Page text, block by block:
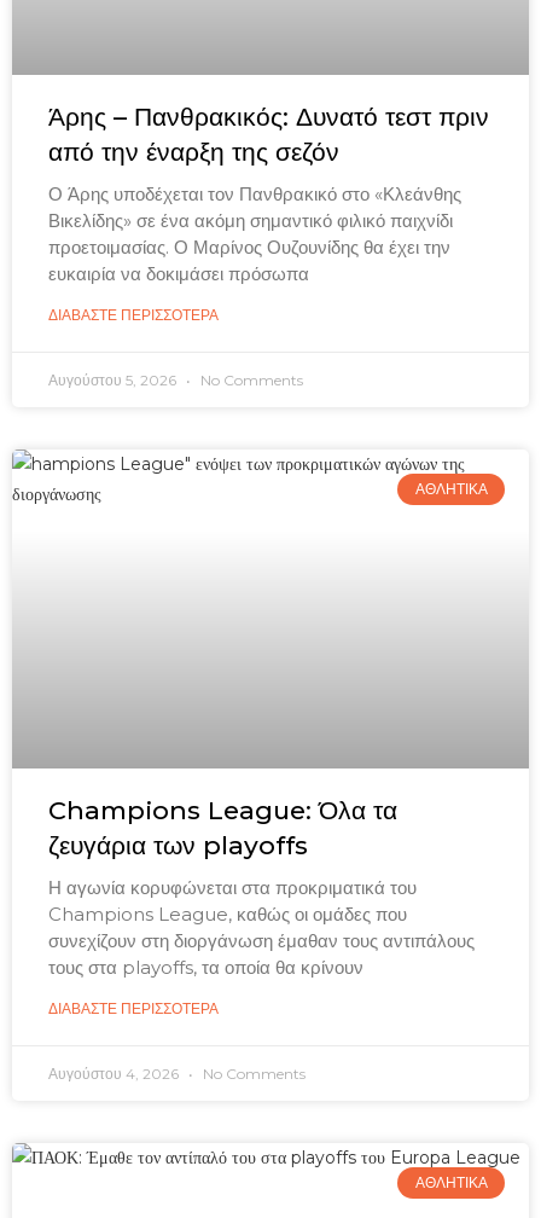
Άρης – Πανθρακικός: Δυνατό τεστ πριν
από την έναρξη της σεζόν
Ο Άρης υποδέχεται τον Πανθρακικό στο «Κλεάνθης
Βικελίδης» σε ένα ακόμη σημαντικό φιλικό παιχνίδι
προετοιμασίας. Ο Μαρίνος Ουζουνίδης θα έχει την
ευκαιρία να δοκιμάσει πρόσωπα
ΔΙΑΒΑΣΤΕ ΠΕΡΙΣΣΟΤΕΡΑ
Αυγούστου 5, 2026 No Comments
ΑΘΛΗΤΙΚΑ
Champions League: Όλα τα
ζευγάρια των playoffs
Η αγωνία κορυφώνεται στα προκριματικά του
Champions League, καθώς οι ομάδες που
συνεχίζουν στη διοργάνωση έμαθαν τους αντιπάλους
τους στα playoffs, τα οποία θα κρίνουν
ΔΙΑΒΑΣΤΕ ΠΕΡΙΣΣΟΤΕΡΑ
Αυγούστου 4, 2026 No Comments
ΑΘΛΗΤΙΚΑ